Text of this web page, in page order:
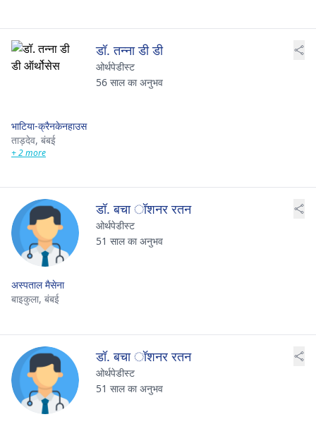
डॉ. तन्ना डी डी
ओर्थपेडीस्ट
56 साल का अनुभव
भाटिया-क्रैनकेनहाउस
ताड़देव, बंबई
+ 2 more
डॉ. बचा ॉशनर रतन
ओर्थपेडीस्ट
51 साल का अनुभव
अस्पताल मैसेना
बाइकुला, बंबई
डॉ. बचा ॉशनर रतन
ओर्थपेडीस्ट
51 साल का अनुभव